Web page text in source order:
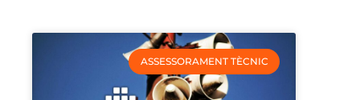
ASSESSORAMENT TÈCNIC